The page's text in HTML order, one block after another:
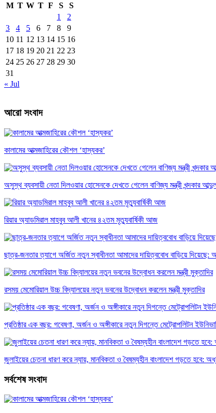
M T W T F S
S
1
2
3
4 5 6 7 8
9
10 11 12 13 14 15 16
17 18 19 20 21 22 23
24 25 26 27 28 29 30
31
« Jul
আরো সংবাদ
কালামের আত্মজাহিরের কৌশল ‘হাস্যকর’
অসুস্থ ব্যবসায়ী নেতা দিলওয়ার হোসেনকে দেখতে গেলেন বাণিজ্য মন্ত্রী খন্দকার
রিয়ার অ্যাডমিরাল মাহবুব আলী খানের ৪২তম মৃত্যুবার্ষিকী আজ
ছাত্র-জনতার ত্যাগে অর্জিত নতুন স্বাধীনতা আমাদের দায়িত্ববোধ বাড়িয়ে দিয়েছে:
রসময় মেমোরিয়াল উচ্চ বিদ্যালয়ের নতুন ভবনের উদ্বোধন করলেন মন্ত্রী মুক্তাদির
প্রতিষ্ঠার এক বছর: গবেষণা, অর্জন ও অঙ্গীকারে নতুন দিগন্তে মেট্রোপলিটন
জুলাইয়ের চেতনা ধারণ করে ন্যায়, মানবিকতা ও বৈষম্যহীন বাংলাদেশ গড়তে
সর্বশেষ সংবাদ